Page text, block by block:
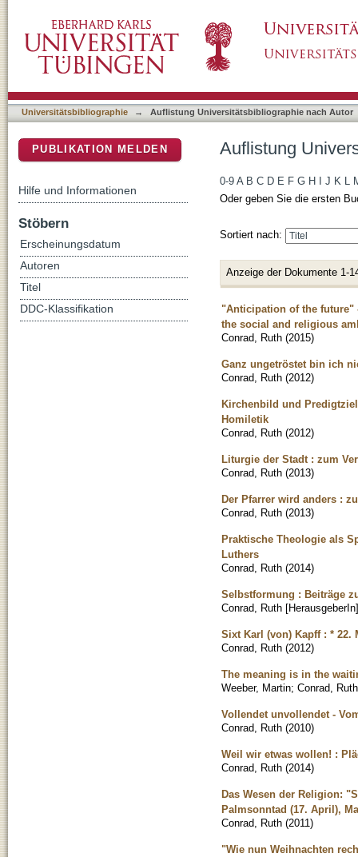
Universitätsbibliographie → Auflistung Universitätsbibliographie nach Autor
Auflistung
0-9 A B C D E F G H J K L
Oder geben Sie die ersten
Sortiert nach:
Anzeige der Dokumente 1-
"Anticipation of the future"
the social and religious
Conrad, Ruth (2015)
Ganz ungetröstet bin ich
Conrad, Ruth (2012)
Kirchenbild und
Homiletik
Conrad, Ruth (2012)
Liturgie der Stadt : zum
Conrad, Ruth (2013)
Der Pfarrer wird anders :
Conrad, Ruth (2013)
Praktische Theologie als
Luthers
Conrad, Ruth (2014)
Selbstformung : Beiträge
Conrad, Ruth [HerausgeberIn]
Sixt Karl (von) Kapff : * 22.
Conrad, Ruth (2012)
The meaning is in the
Weeber, Martin; Conrad, Ruth
Vollendet unvollendet -
Conrad, Ruth (2010)
Weil wir etwas wollen! :
Conrad, Ruth (2014)
Das Wesen der Religion:
Palmsonntad (17. April),
Conrad, Ruth (2011)
"Wie nun Weihnachten
PUBLIKATION MELDEN
Hilfe und Informationen
Stöbern
Erscheinungsdatum
Autoren
Titel
DDC-Klassifikation